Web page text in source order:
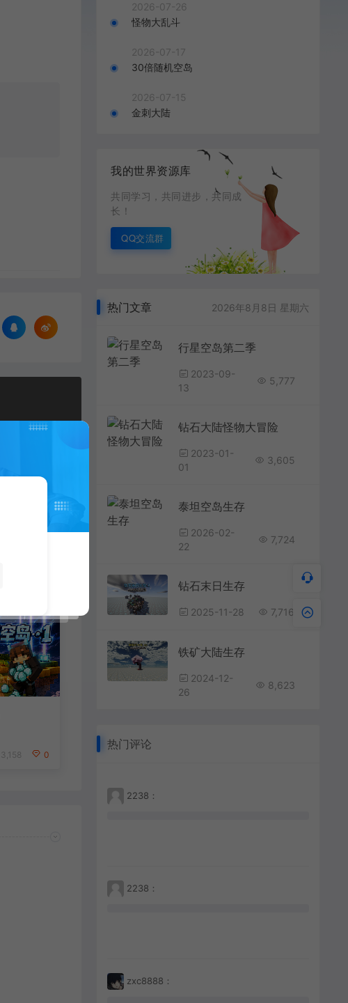
3,158 0
2026-07-26
怪物大乱斗
2026-07-17
30倍随机空岛
2026-07-15
金刺大陆
我的世界资源库
共同学习，共同进步，共同成
长！
QQ交流群
热门文章 2026年8月8日 星期六
行星空岛第二季
2023-09-
13
5,777
钻石大陆怪物大冒险
2023-01-
01
3,605
泰坦空岛生存
2026-02-
22
7,724
钻石末日生存
2025-11-28 7,716
铁矿大陆生存
2024-12-
26
8,623
热门评论
2238：
2238：
zxc8888：